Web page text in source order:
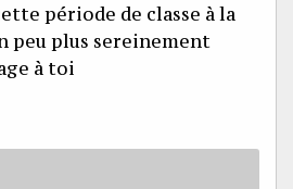
période de classe à la
peu plus sereinement
à toi